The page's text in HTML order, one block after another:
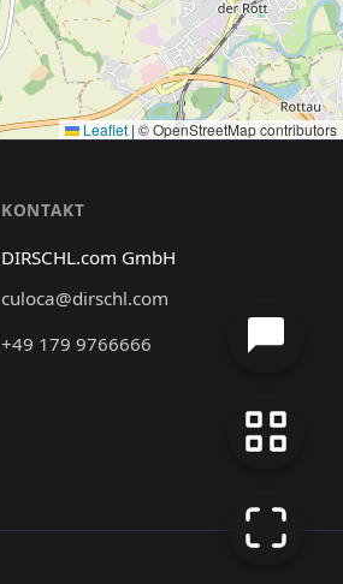
Leaflet|© OpenStreetMap contributors
KONTAKT
DIRSCHL.com GmbH
culoca@dirschl.com
+49 179 9766666